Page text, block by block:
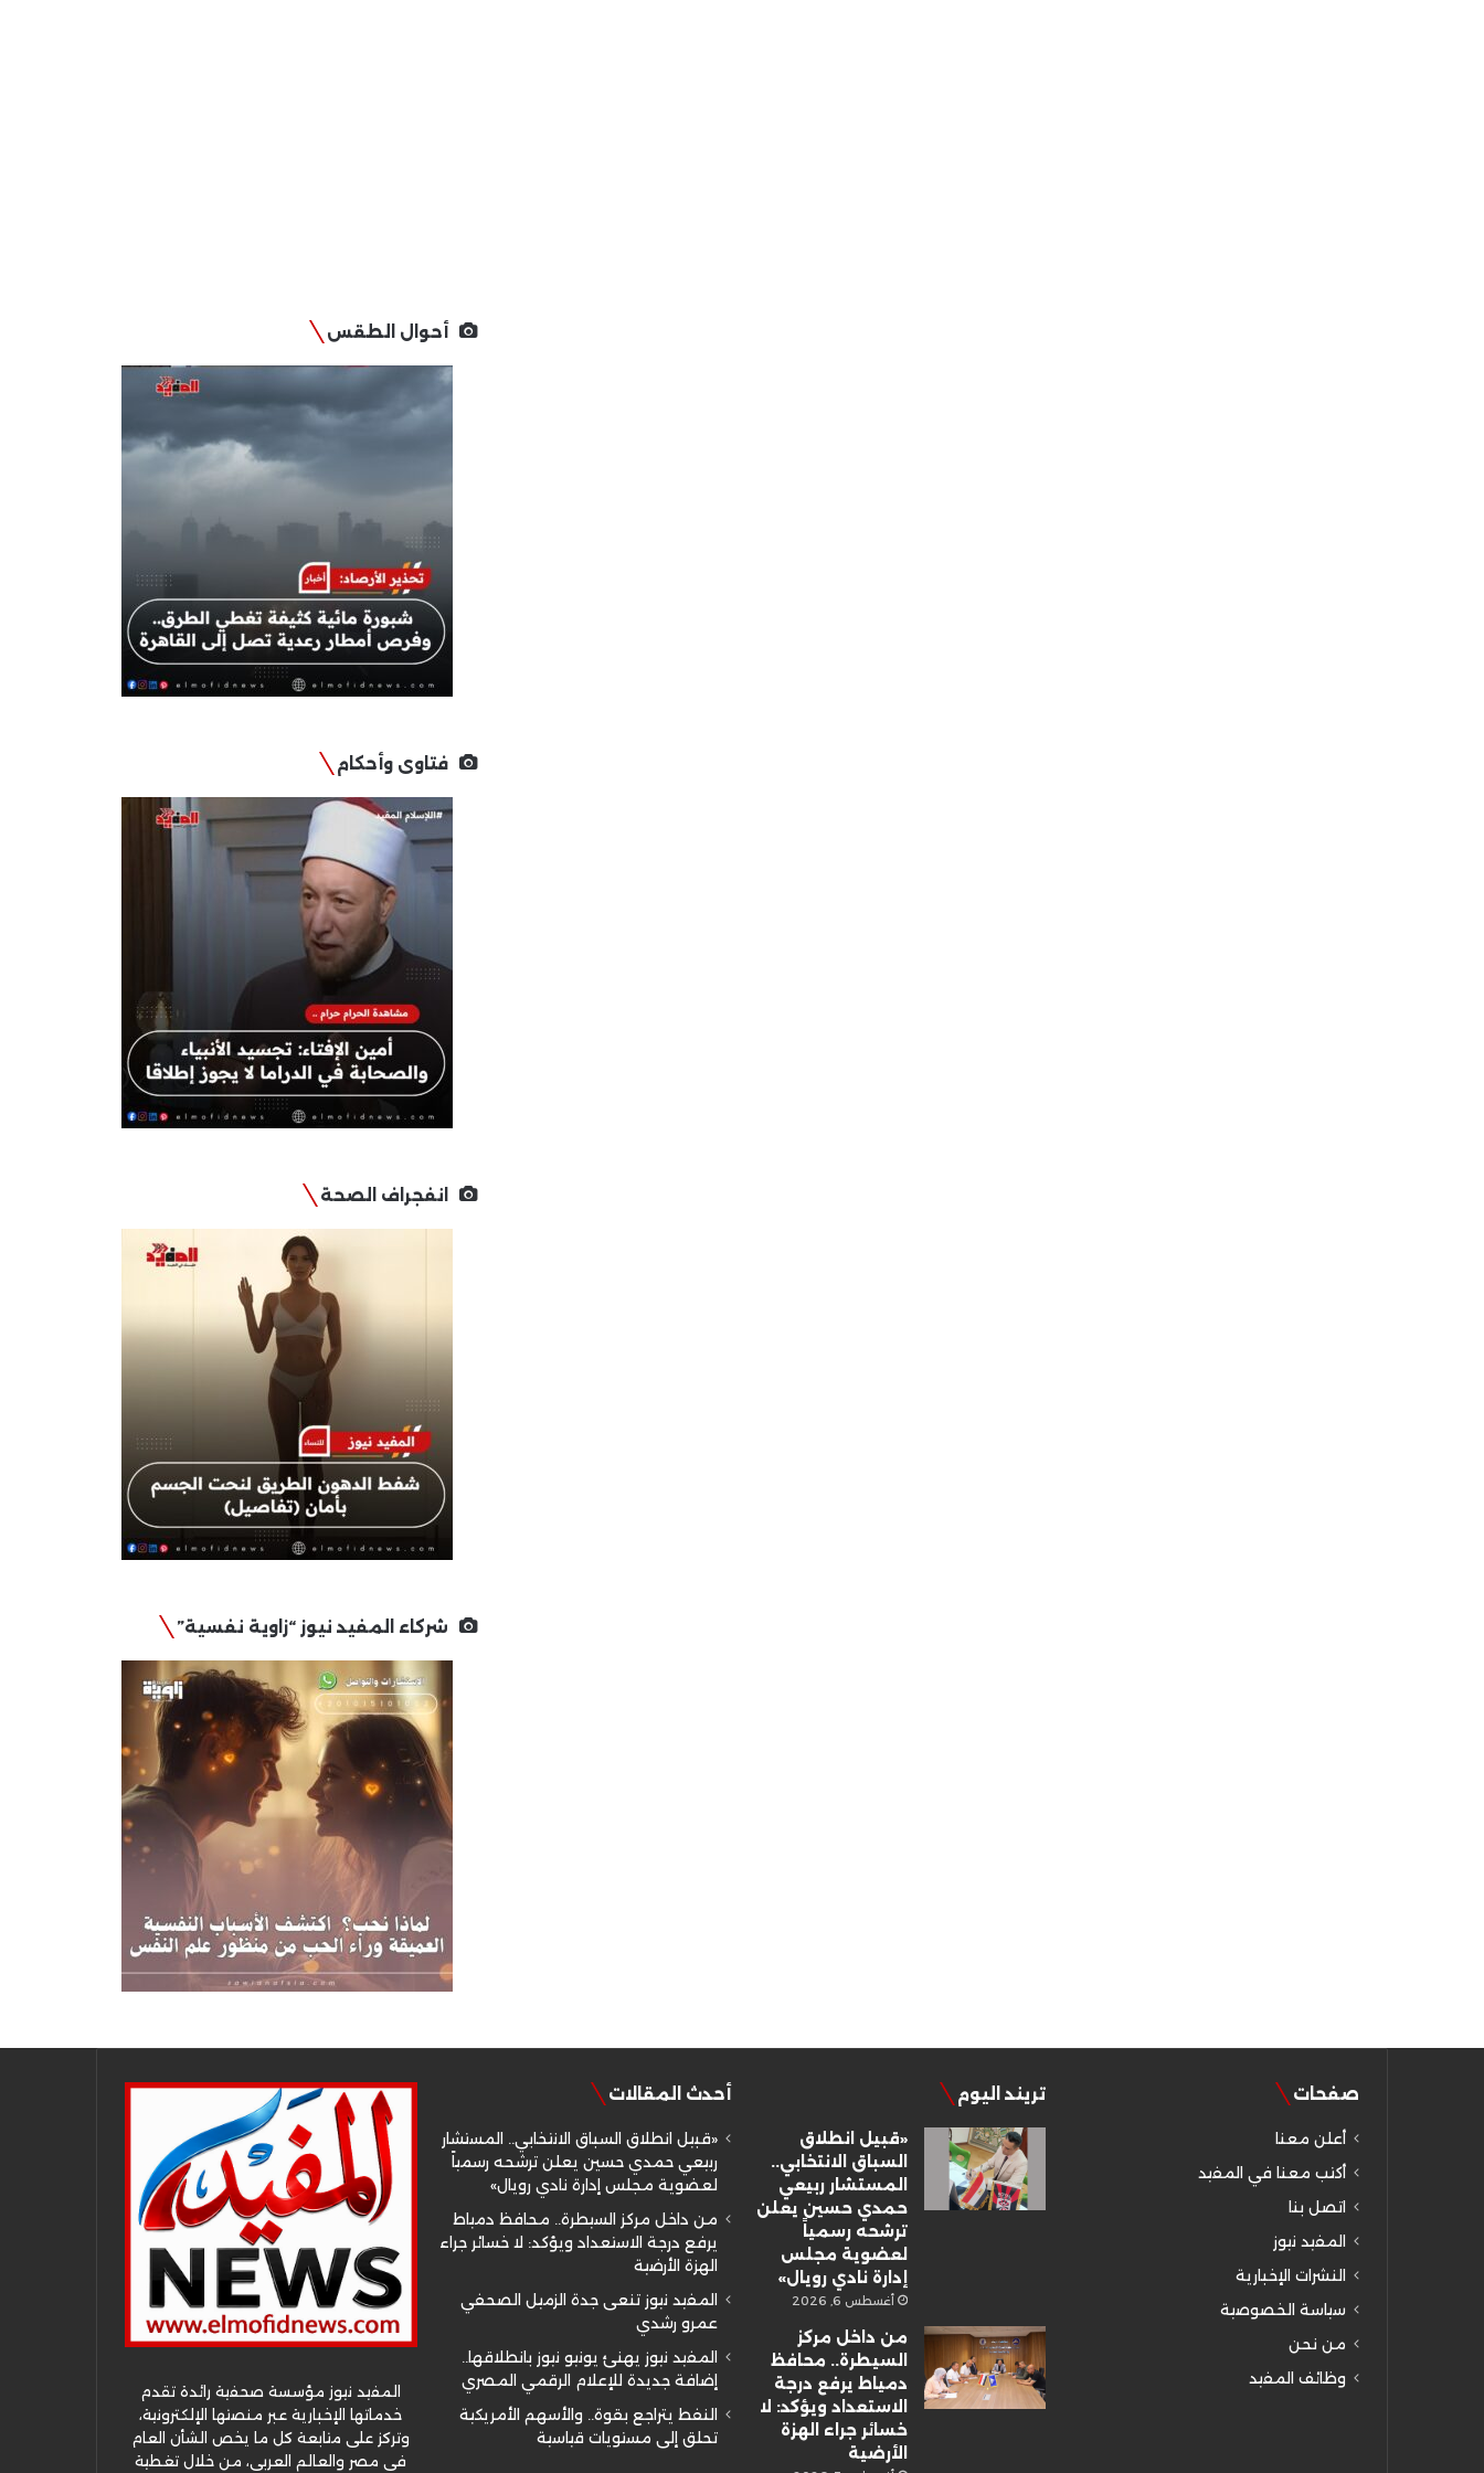
أحوال الطقس
فتاوى وأحكام
انفجراف الصحة
شركاء المفيد نيوز “زاوية نفسية”
صفحات
أعلن معنا
أكتب معنا في المفيد
اتصل بنا
المفيد نيوز
النشرات الإخبارية
سياسة الخصوصية
من نحن
وظائف المفيد
تريند اليوم
«قبيل انطلاق
السباق الانتخابي..
المستشار ربيعي
حمدي حسين يعلن
ترشحه رسمياً
لعضوية مجلس
إدارة نادي رويال»
أغسطس 6, 2026
من داخل مركز
السيطرة.. محافظ
دمياط يرفع درجة
الاستعداد ويؤكد: لا
خسائر جراء الهزة
الأرضية
أحدث المقالات
«قبيل انطلاق السباق الانتخابي.. المستشار
ربيعي حمدي حسين يعلن ترشحه رسمياً
لعضوية مجلس إدارة نادي رويال»
من داخل مركز السيطرة.. محافظ دمياط
يرفع درجة الاستعداد ويؤكد: لا خسائر جراء
الهزة الأرضية
المفيد نيوز تنعى جدة الزميل الصحفي
عمرو رشدي
المفيد نيوز يهنئ يونيو نيوز بانطلاقها..
إضافة جديدة للإعلام الرقمي المصري
النفط يتراجع بقوة.. والأسهم الأمريكية
تحلق إلى مستويات قياسية
المفيد نيوز مؤسسة صحفية رائدة تقدم
خدماتها الإخبارية عبر منصتها الإلكترونية،
وتركز على متابعة كل ما يخص الشأن العام
في مصر والعالم العربي، من خلال تغطية